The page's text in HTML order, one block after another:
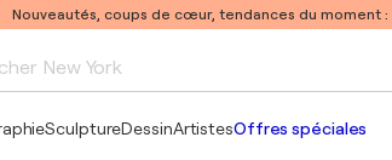
Nouveautés, coups de cœur, tendances du moment :
New York
SculptureDessinArtistesOffres spéciales